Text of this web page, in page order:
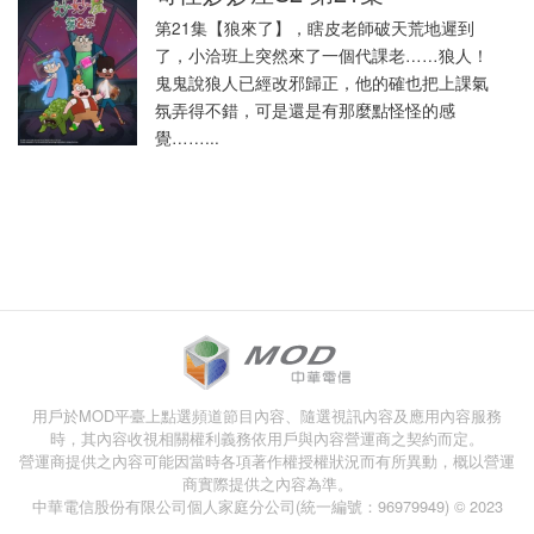
第21集【狼來了】，瞎皮老師破天荒地遲到
了，小洽班上突然來了一個代課老……狼人！
鬼鬼說狼人已經改邪歸正，他的確也把上課氣
氛弄得不錯，可是還是有那麼點怪怪的感
覺……...
用戶於MOD平臺上點選頻道節目內容、隨選視訊內容及應用內容服務
時，其內容收視相關權利義務依用戶與內容營運商之契約而定。
營運商提供之內容可能因當時各項著作權授權狀況而有所異動，概以營運
商實際提供之內容為準。
中華電信股份有限公司個人家庭分公司(統一編號：96979949) © 2023